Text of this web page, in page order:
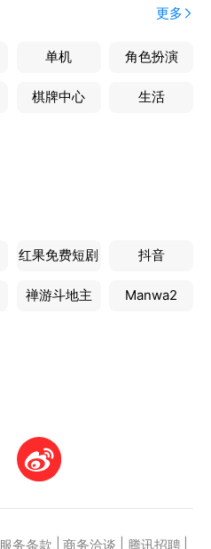
更多
单机 角色扮演
棋牌中心 生活
红果免费短剧 抖音
禅游斗地主 Manwa2
服务条款 商务洽谈 腾讯招聘